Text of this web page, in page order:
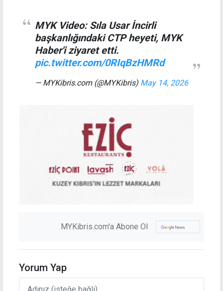
MYK Video: Sıla Usar İncirli
başkanlığındaki CTP heyeti, MYK
Haber'i ziyaret etti.
pic.twitter.com/0RIqBzHMRd
— MYKibris.com (@MYKibris) May 14, 2026
MYKibris.com'a Abone Ol
Yorum Yap